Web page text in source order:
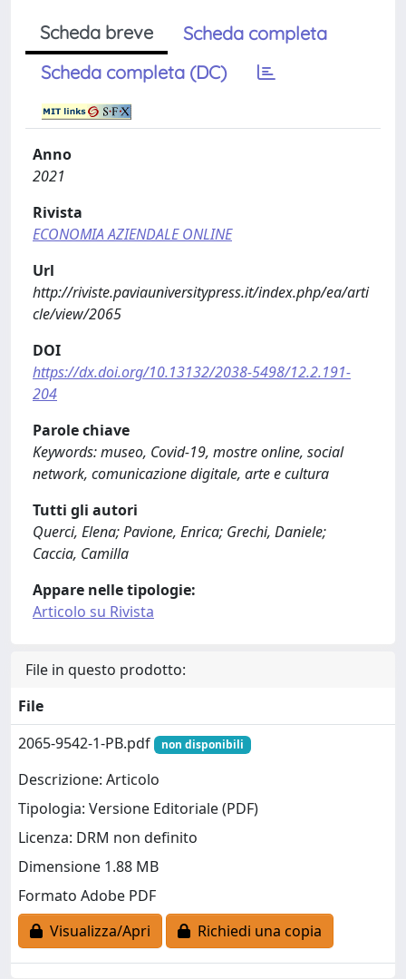
Scheda breve
Scheda completa
Scheda completa (DC)
Anno
2021
Rivista
ECONOMIA AZIENDALE ONLINE
Url
http://riviste.paviauniversitypress.it/index.php/ea/arti
cle/view/2065
DOI
https://dx.doi.org/10.13132/2038-5498/12.2.191-
204
Parole chiave
Keywords: museo, Covid-19, mostre online, social
network, comunicazione digitale, arte e cultura
Tutti gli autori
Querci, Elena; Pavione, Enrica; Grechi, Daniele;
Caccia, Camilla
Appare nelle tipologie:
Articolo su Rivista
File in questo prodotto:
File
2065-9542-1-PB.pdf
non disponibili
Descrizione: Articolo
Tipologia: Versione Editoriale (PDF)
Licenza: DRM non definito
Dimensione 1.88 MB
Formato Adobe PDF
Visualizza/Apri
Richiedi una copia